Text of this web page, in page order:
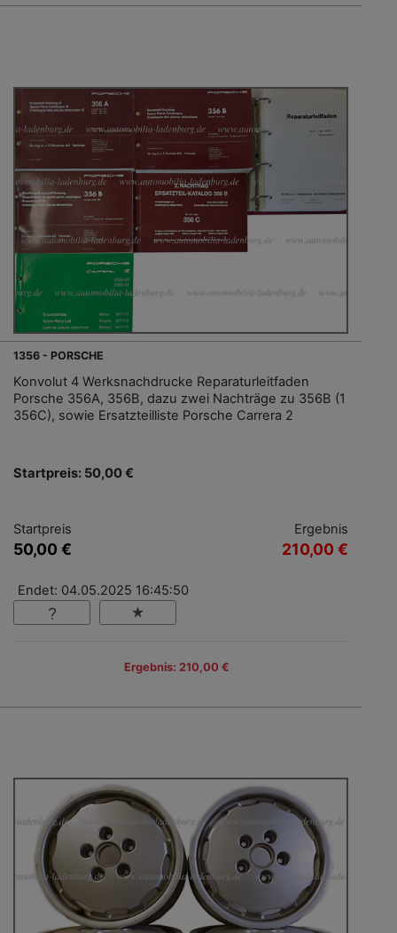
1356 - PORSCHE
Konvolut 4 Werksnachdrucke Reparaturleitfaden
Porsche 356A, 356B, dazu zwei Nachträge zu 356B (1
356C), sowie Ersatzteilliste Porsche Carrera 2
Startpreis: 50,00 €
Startpreis
50,00 €
Ergebnis
210,00 €
Endet: 04.05.2025 16:45:50
Ergebnis: 210,00 €